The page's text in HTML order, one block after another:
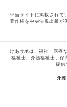
※当サイトに掲載されて
著作権を中央法規出版が
けあサポは、福祉・医療
福祉士、介護福祉士、保
提供